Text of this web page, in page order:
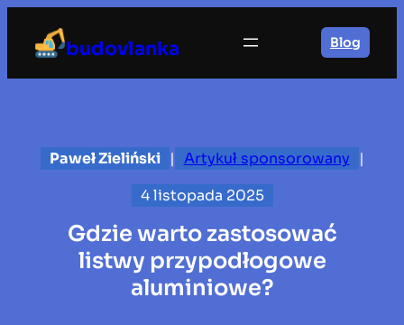
treści
budovlanka Blog
Paweł Zieliński | Artykuł sponsorowany
|
4 listopada 2025
Gdzie warto zastosować
listwy przypodłogowe
aluminiowe?